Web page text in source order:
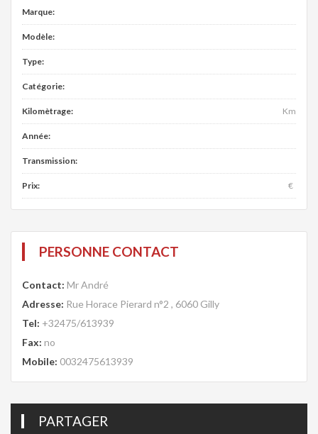
Marque:
Modèle:
Type:
Catégorie:
Kilomètrage: Km
Année:
Transmission:
Prix: €
PERSONNE CONTACT
Contact: Mr André
Adresse: Rue Horace Pierard n°2 , 6060 Gilly
Tel: +32475/613939
Fax: no
Mobile: 0032475613939
PARTAGER